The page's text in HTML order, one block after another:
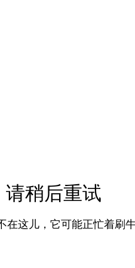
稍后重试
在这儿，它可能正忙着刷